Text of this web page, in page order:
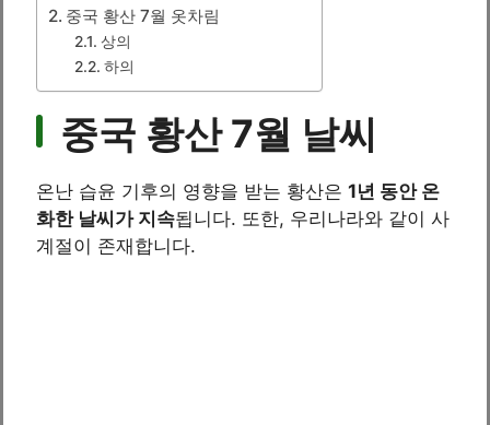
중국 황산 7월 옷차림
상의
하의
중국 황산 7월 날씨
온난 습윤 기후의 영향을 받는 황산은 1년 동안 온
화한 날씨가 지속됩니다. 또한, 우리나라와 같이 사
계절이 존재합니다.